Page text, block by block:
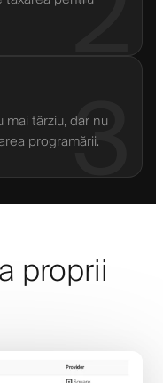
3
târziu, dar nu
programării.
proprii